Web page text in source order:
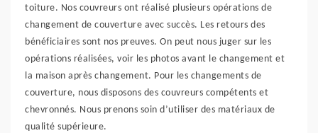
toiture. Nos couvreurs ont réalisé plusieurs opérations de
changement de couverture avec succès. Les retours des
bénéficiaires sont nos preuves. On peut nous juger sur les
opérations réalisées, voir les photos avant le changement et
la maison après changement. Pour les changements de
couverture, nous disposons des couvreurs compétents et
chevronnés. Nous prenons soin d’utiliser des matériaux de
qualité supérieure.